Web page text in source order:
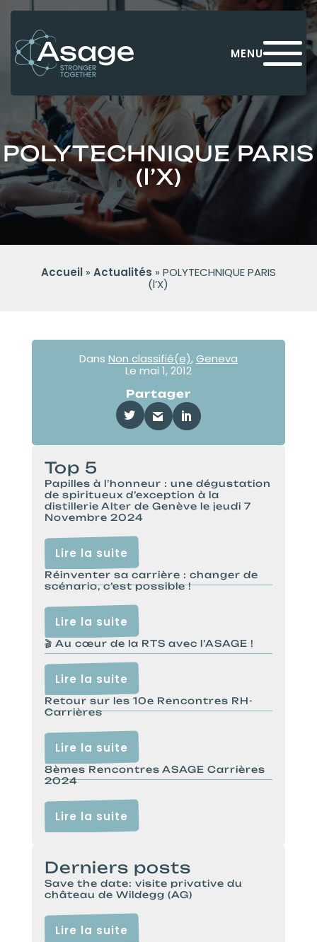
MENU
POLYTECHNIQUE PARIS
(l’X)
Accueil» Actualités » POLYTECHNIQUE PARIS
(l’X)
Dans Non classifié(e),Geneva
Le mai 1, 2012
Partager
Top 5
Papilles à l’honneur : une dégustation
de spiritueux d’exception à la
distillerie Alter de Genève le jeudi 7
Novembre 2024
Lire la suite
Réinventer sa carrière : changer de
scénario, c’est possible !
Lire la suite
🎬 Au cœur de la RTS avec l’ASAGE !
Lire la suite
Retour sur les 10e Rencontres RH-
Carrières
Lire la suite
8èmes Rencontres ASAGE Carrières
2024
Lire la suite
Derniers posts
Save the date: visite privative du
château de Wildegg (AG)
Lire la suite
Panneau de gestion des cookies